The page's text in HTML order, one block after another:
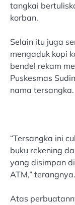
tangkai
korban.
Selain itu juga
mengaduk kopi
bendel rekam
Puskesmas
nama tersangka.
“Tersangka ini
buku rekening
yang disimpan
ATM,” terangnya.
Atas